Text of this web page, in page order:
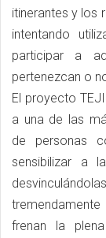
itinerantes y los
intentando
participar a
pertenezcan o
El proyecto
a una de las
de personas
sensibilizar a
frenan la